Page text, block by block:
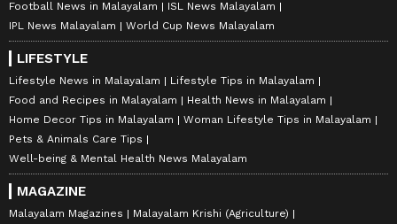
Football News in Malayalam
ISL News Malayalam
IPL News Malayalam
World Cup News Malayalam
LIFESTYLE
Lifestyle News in Malayalam
Lifestyle Tips in Malayalam
Food and Recipes in Malayalam
Health News in Malayalam
Home Decor Tips in Malayalam
Woman Lifestyle Tips in Malayalam
Pets & Animals Care Tips
Well-being & Mental Health News Malayalam
MAGAZINE
Malayalam Magazines
Malayalam Krishi (Agriculture)